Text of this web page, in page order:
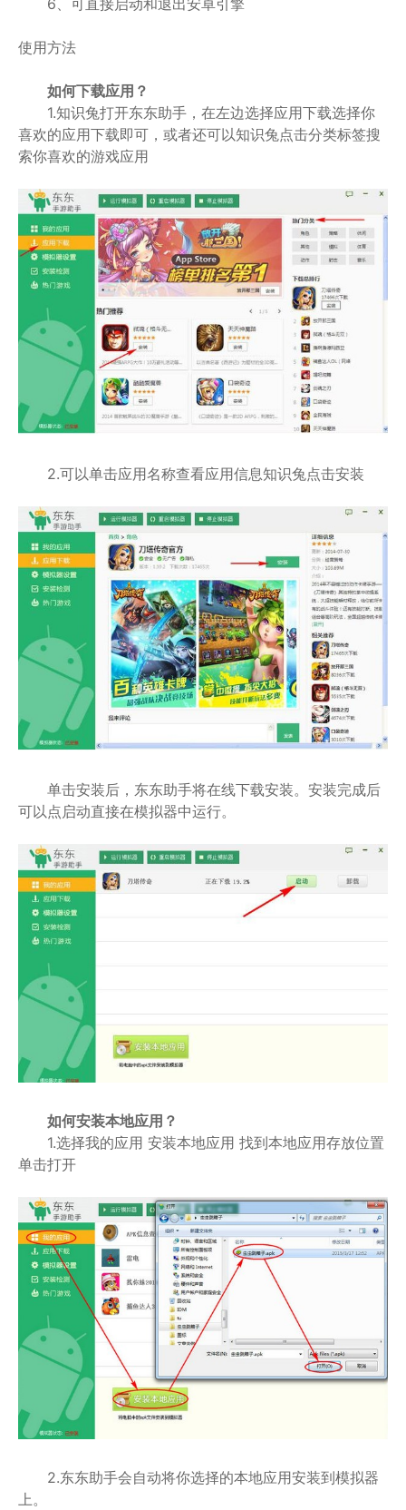
6、可直接启动和退出安卓引擎
使用方法
如何下载应用？
1.知识兔打开东东助手，在左边选择应用下载选择你
喜欢的应用下载即可，或者还可以知识兔点击分类标签搜
索你喜欢的游戏应用
2.可以单击应用名称查看应用信息知识兔点击安装
单击安装后，东东助手将在线下载安装。安装完成后
可以点启动直接在模拟器中运行。
如何安装本地应用？
1.选择我的应用 安装本地应用 找到本地应用存放位置
单击打开
2.东东助手会自动将你选择的本地应用安装到模拟器
上。